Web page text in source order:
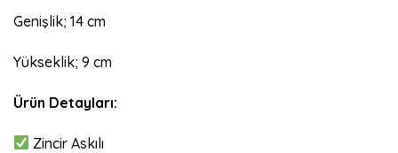
Genişlik; 14 cm
Yükseklik; 9 cm
Ürün Detayları:
Zincir Askılı